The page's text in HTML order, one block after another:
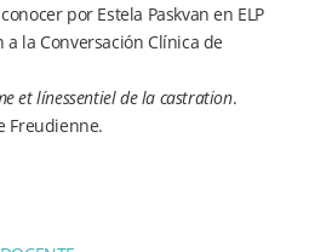
por Estela Paskvan en ELP
la Conversación Clínica de
et línessentiel de la castration.
Freudienne.